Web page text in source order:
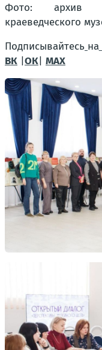
Фото: архив
краеведческого
Подписывайтесь на
ВК ОК МАХ